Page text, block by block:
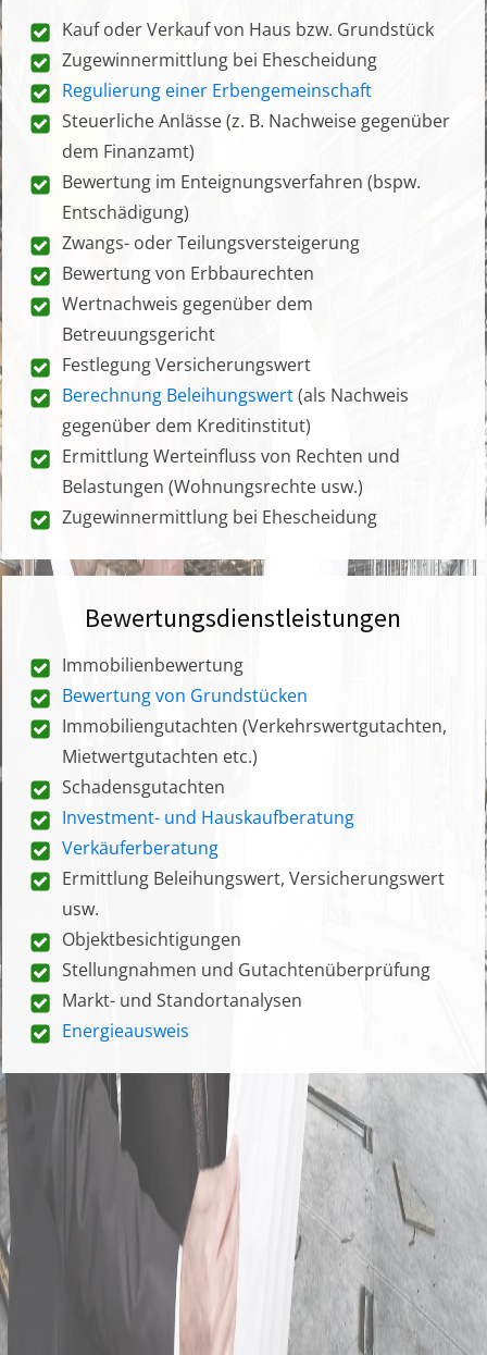
Kauf oder Verkauf von Haus bzw. Grundstück
Zugewinnermittlung bei Ehescheidung
Regulierung einer Erbengemeinschaft
Steuerliche Anlässe (z. B. Nachweise gegenüber
dem Finanzamt)
Bewertung im Enteignungsverfahren (bspw.
Entschädigung)
Zwangs- oder Teilungsversteigerung
Bewertung von Erbbaurechten
Wertnachweis gegenüber dem
Betreuungsgericht
Festlegung Versicherungswert
Berechnung Beleihungswert(als Nachweis
gegenüber dem Kreditinstitut)
Ermittlung Werteinfluss von Rechten und
Belastungen (Wohnungsrechte usw.)
Zugewinnermittlung bei Ehescheidung
Bewertungsdienstleistungen
Immobilienbewertung
Bewertung von Grundstücken
Immobiliengutachten (Verkehrswertgutachten,
Mietwertgutachten etc.)
Schadensgutachten
Investment- und Hauskaufberatung
Verkäuferberatung
Ermittlung Beleihungswert, Versicherungswert
usw.
Objektbesichtigungen
Stellungnahmen und Gutachtenüberprüfung
Markt- und Standortanalysen
Energieausweis